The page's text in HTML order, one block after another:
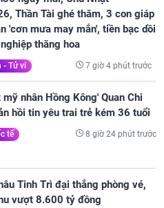
Thần Tài ghé thăm, 3 con giáp
'cơn mưa may mắn', tiền bạc dồi
thăng hoa
- Tử vi 7 giờ 4 phút trước
nhân Hồng Kông' Quan Chi
hồi tin yêu trai trẻ kém 36 tuổi
tế 8 giờ 24 phút trước
Tinh Trì đại thắng phòng vé,
vượt 8.600 tỷ đồng